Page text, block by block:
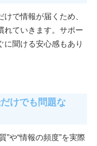
で情報が届くため、
れていきます。サポー
に聞ける安心感もあり
けでも問題な
”や“情報の頻度”を実際